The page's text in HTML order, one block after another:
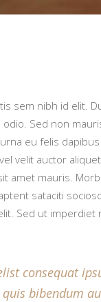
sem nibh id elit.
Sed non
eu felis
velit auctor
amet mauris.
sataciti
Sed ut imperdiet
consequat
bibendum